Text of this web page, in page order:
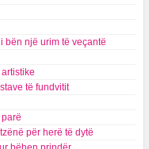
bën një urim të veçantë
të fundvitit
për herë të dytë